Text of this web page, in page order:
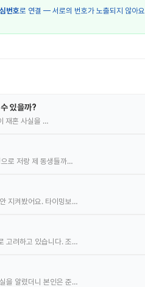
번호로 연결 — 서로의 번호가 노출되지 않아요
있을까?
재혼 사실을 …
로 저랑 제 동생들까…
지켜봤어요. 타이밍보…
고려하고 있습니다. 조…
을 알렸더니 본인은 준…